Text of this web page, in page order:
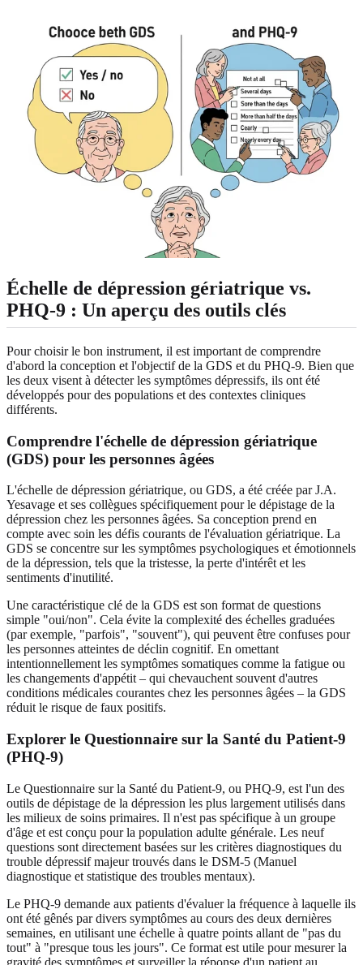
Échelle de dépression gériatrique vs.
PHQ-9 : Un aperçu des outils clés
Pour choisir le bon instrument, il est important de comprendre
d'abord la conception et l'objectif de la GDS et du PHQ-9. Bien que
les deux visent à détecter les symptômes dépressifs, ils ont été
développés pour des populations et des contextes cliniques
différents.
Comprendre l'échelle de dépression gériatrique
(GDS) pour les personnes âgées
L'échelle de dépression gériatrique, ou GDS, a été créée par J.A.
Yesavage et ses collègues spécifiquement pour le dépistage de la
dépression chez les personnes âgées. Sa conception prend en
compte avec soin les défis courants de l'évaluation gériatrique. La
GDS se concentre sur les symptômes psychologiques et émotionnels
de la dépression, tels que la tristesse, la perte d'intérêt et les
sentiments d'inutilité.
Une caractéristique clé de la GDS est son format de questions
simple "oui/non". Cela évite la complexité des échelles graduées
(par exemple, "parfois", "souvent"), qui peuvent être confuses pour
les personnes atteintes de déclin cognitif. En omettant
intentionnellement les symptômes somatiques comme la fatigue ou
les changements d'appétit – qui chevauchent souvent d'autres
conditions médicales courantes chez les personnes âgées – la GDS
réduit le risque de faux positifs.
Explorer le Questionnaire sur la Santé du Patient-9
(PHQ-9)
Le Questionnaire sur la Santé du Patient-9, ou PHQ-9, est l'un des
outils de dépistage de la dépression les plus largement utilisés dans
les milieux de soins primaires. Il n'est pas spécifique à un groupe
d'âge et est conçu pour la population adulte générale. Les neuf
questions sont directement basées sur les critères diagnostiques du
trouble dépressif majeur trouvés dans le DSM-5 (Manuel
diagnostique et statistique des troubles mentaux).
Le PHQ-9 demande aux patients d'évaluer la fréquence à laquelle ils
ont été gênés par divers symptômes au cours des deux dernières
semaines, en utilisant une échelle à quatre points allant de "pas du
tout" à "presque tous les jours". Ce format est utile pour mesurer la
gravité des symptômes et surveiller la réponse d'un patient au